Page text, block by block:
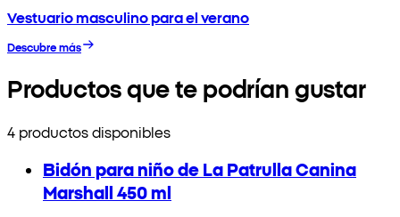
Vestuario masculino para el verano
Descubre más
Productos que te podrían gustar
4 productos disponibles
Bidón para niño de La Patrulla Canina
Marshall 450 ml